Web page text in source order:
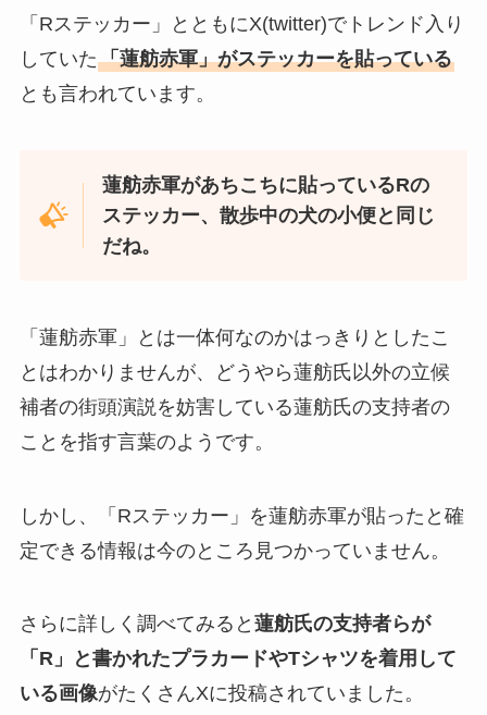
「Rステッカー」とともにX(twitter)でトレンド入り
していた「蓮舫赤軍」がステッカーを貼っている
とも言われています。
蓮舫赤軍があちこちに貼っているRの
ステッカー、散歩中の犬の小便と同じ
だね。
「蓮舫赤軍」とは一体何なのかはっきりとしたこ
とはわかりませんが、どうやら蓮舫氏以外の立候
補者の街頭演説を妨害している蓮舫氏の支持者の
ことを指す言葉のようです。
しかし、「Rステッカー」を蓮舫赤軍が貼ったと確
定できる情報は今のところ見つかっていません。
さらに詳しく調べてみると 蓮舫氏の支持者らが
「R」と書かれたプラカードやTシャツを着用して
いる画像がたくさんXに投稿されていました。